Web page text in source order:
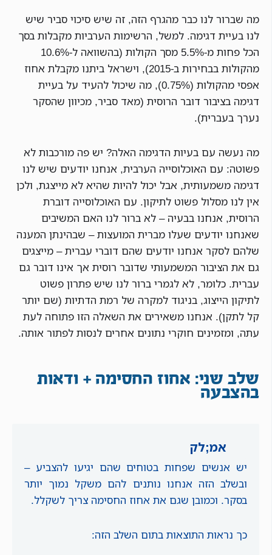
מה שברור לנו כבר מהגרף הזה, זה שיש סיכוי סביר שיש
לנו בעיית דגימה. למשל, הרשימות הערביות מקבלות בסך
הכל פחות מ-5.5% מסך הקולות (בהשוואה ל-10.6%
מהקולות בבחירות ב-2015), וישראל ביתנו מקבלת אחוז
אפסי מהקולות (0.75%), מה שיכול להעיד על בעיית
דגימה בציבור דובר הרוסית (מאד סביר, מכיוון שהסקר
נערך בעברית).
מה נעשה עם בעיות הדגימה האלה? יש פה מורכבות לא
פשוטה: עם האוכלוסייה הערבית, אנחנו יודעים שיש לנו
דגימה משמעותית, אבל יכול להיות שהיא לא מייצגת, ולכן
אין לנו מסלול פשוט לתיקון. עם האוכלוסייה דוברת
הרוסית, אנחנו בבעיה – לא ברור לנו האם המשיבים
שאנחנו יודעים שעלו מברית המועצות – שבהינתן המענה
שלהם לסקר אנחנו יודעים שהם דוברי עברית – מייצגים
גם את הציבור המשמעותי שדובר רוסית אך אינו דובר גם
עברית. כלומר, לא לגמרי ברור לנו שיש פתרון פשוט
לתיקון הייצוג, בניגוד למקרה של רמת הדתיות (שם יותר
קל לתקן). אנחנו משאירים את השאלה הזו פתוחה לעת
עתה, ומזמינים חוקרי נתונים אחרים לנסות לפתור אותה.
שלב שני: אחוז החסימה + ודאות
בהצבעה
אמ;לק
יש אנשים שפחות בטוחים שהם יגיעו להצביע –
ובשלב הזה אנחנו נותנים להם משקל נמוך יותר
בסקר. וכמובן שגם את אחוז החסימה צריך לשקלל.
כך נראות התוצאות בתום השלב הזה: